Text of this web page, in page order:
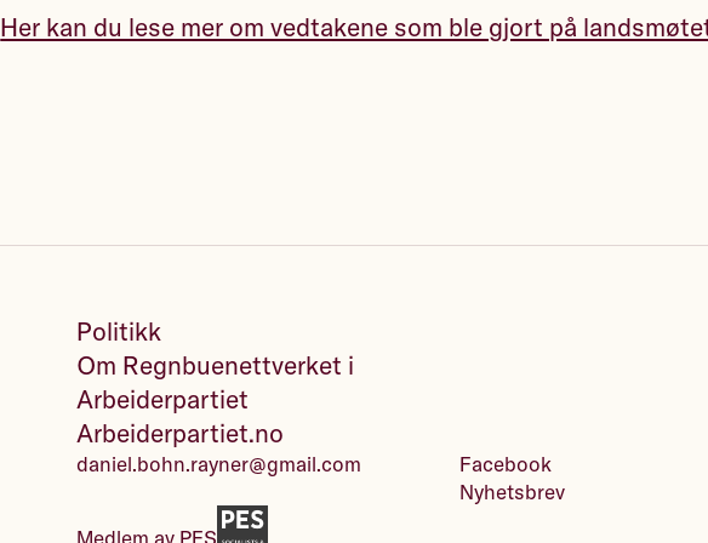
Her kan du lese mer om vedtakene som ble gjort på
Politikk
Om Regnbuenettverket i
Arbeiderpartiet
Arbeiderpartiet.no
daniel.bohn.rayner@gmail.com
Facebook
Nyhetsbrev
Medlem av PES